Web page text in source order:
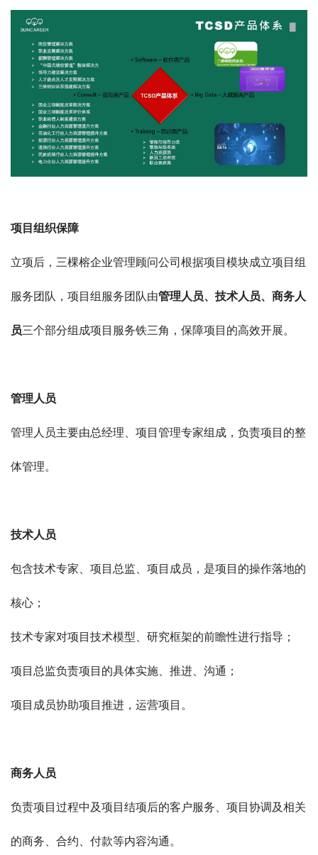
项目组织保障
立项后，三棵榕企业管理顾问公司根据项目模块成立项目组
服务团队，项目组服务团队由管理人员、技术人员、商务人
员三个部分组成项目服务铁三角，保障项目的高效开展。
管理人员
管理人员主要由总经理、项目管理专家组成， 负责项目的整
体管理。
技术人员
包含技术专家、项目总监、项目成员，是项目的操作落地的
核心；
技术专家对项目技术模型、研究框架的前瞻性进行指导；
项目总监负责项目的具体实施、推进、沟通；
项目成员协助项目推进，运营项目。
商务人员
负责项目过程中及项目结项后的客户服务、项目协调及相关
的商务、合约、付款等内容沟通。